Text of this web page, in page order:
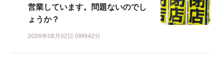
営業しています。問題ないのでし
ょうか？
2026年08月02日 09時42分